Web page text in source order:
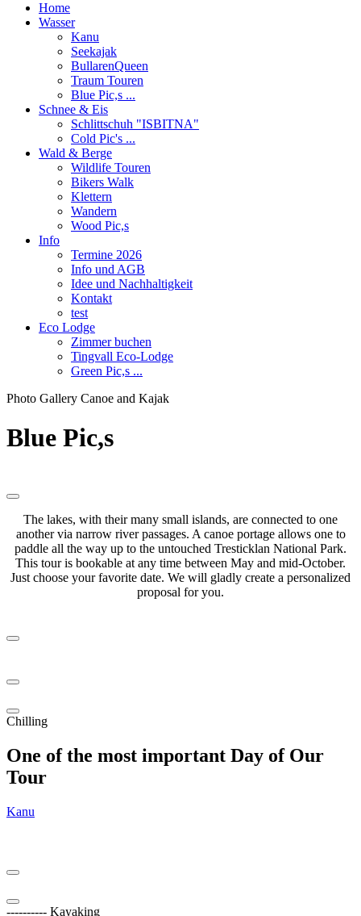
Home
Wasser
Kanu
Seekajak
BullarenQueen
Traum Touren
Blue Pic,s ...
Schnee & Eis
Schlittschuh "ISBITNA"
Cold Pic's ...
Wald & Berge
Wildlife Touren
Bikers Walk
Klettern
Wandern
Wood Pic,s
Info
Termine 2026
Info und AGB
Idee und Nachhaltigkeit
Kontakt
test
Eco Lodge
Zimmer buchen
Tingvall Eco-Lodge
Green Pic,s ...
Photo Gallery Canoe and Kajak
Blue Pic,s
The lakes, with their many small islands, are connected to one
another via narrow river passages. A canoe portage allows one to
paddle all the way up to the untouched Tresticklan National Park.
This tour is bookable at any time between May and mid-October.
Just choose your favorite date. We will gladly create a personalized
proposal for you.
Chilling
One of the most important Day of Our
Tour
Kanu
---------- Kayaking